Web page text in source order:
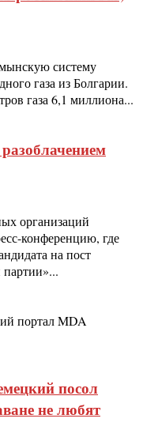
систему
газа из Болгарии.
газа 6,1 миллиона...
организаций
конференцию, где
на пост
портал MDA
посол
не любят